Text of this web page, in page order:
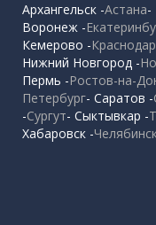
Архангельск -Астана-
Воронеж -
Кемерово -Краснодар
Нижний Новгород -
Пермь -Ростов-на-
Петербург- Саратов -
-Сургут- Сыктывкар -
Хабаровск -